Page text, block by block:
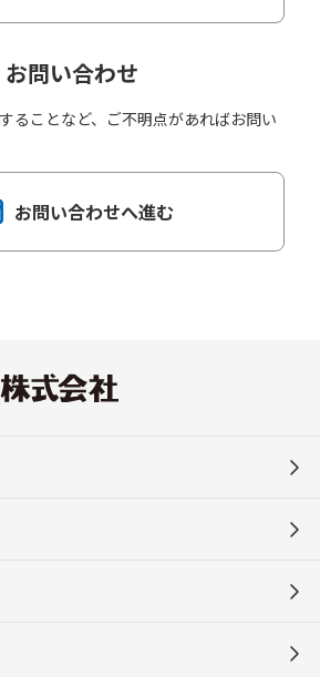
お問い合わせ
ることなど、ご不明点があればお問い
お問い合わせへ進む